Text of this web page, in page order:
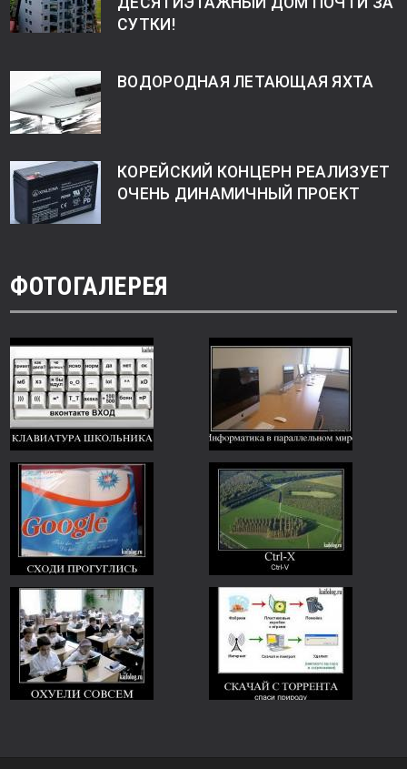
СУТКИ!
ВОДОРОДНАЯ ЛЕТАЮЩАЯ ЯХТА
КОРЕЙСКИЙ КОНЦЕРН РЕАЛИЗУЕТ
ОЧЕНЬ ДИНАМИЧНЫЙ ПРОЕКТ
ФОТОГАЛЕРЕЯ